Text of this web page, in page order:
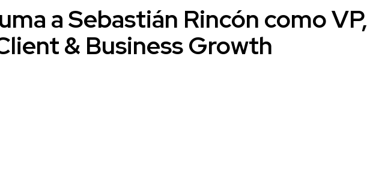
a Sebastián Rincón como VP,
& Business Growth